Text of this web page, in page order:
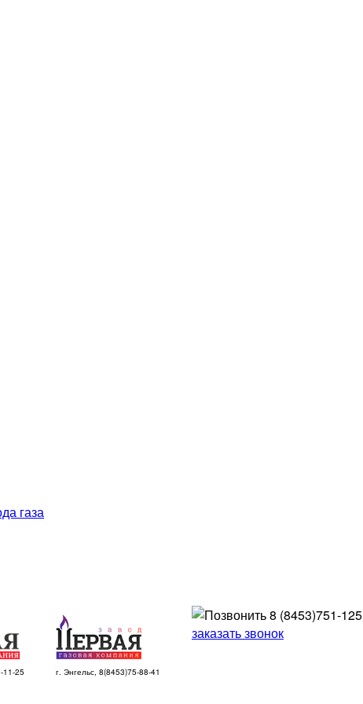
газа
11-25 г. Энгельс, 8(8453)75-88-41
8 (8453)751-125
заказать звонок